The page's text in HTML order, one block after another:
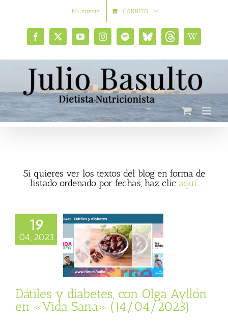
Mi cuenta CARRITO
Facebook
X YouTubeInstagramSpotifyBluesky
social
ThreadsWikipedia
Si quieres ver los textos del blog en forma de
listado ordenado por fechas, haz clic aquí.
19
04, 2023
diabetes, con
en «Vida
Dátiles y diabetes, con Olga Ayllón
en «Vida Sana» (14/04/2023)